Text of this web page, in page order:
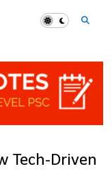
Tech-Driven